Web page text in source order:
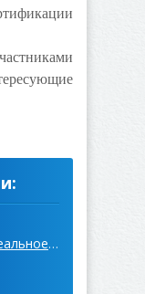
Промышленная конопля – реальное решение для устойчивого будущего